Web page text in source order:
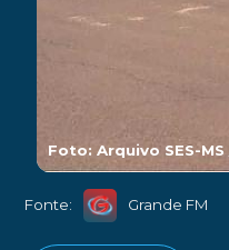
Foto: Arquivo SES-
Fonte: Grande FM